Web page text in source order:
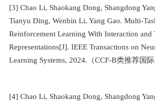
[3] Chao Li, Shaokang Dong, Shangdong
Tianyu Ding, Wenbin Li, Yang Gao. Multi-
Reinforcement Learning With Interaction and
Representations[J]. IEEE Transactions on
Learning Systems, 2024. （CCF-B类推荐国际
[4] Chao Li, Shaokang Dong, Shangdong